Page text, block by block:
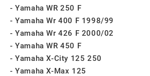
Yamaha WR 250 F
Yamaha Wr 400 F 1998/99
Yamaha Wr 426 F 2000/02
Yamaha WR 450 F
Yamaha X-City 125 250
Yamaha X-Max 125